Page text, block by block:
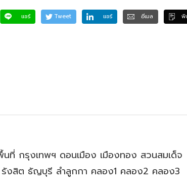
แชร์ Tweet แชร์ อีเมล พิ
ที่ กรุงเทพฯ ดอนเมือง เมืองทอง สวนสมเด็จ
งสิต ธัญบุรี ลำลูกกา คลอง1 คลอง2 คลอง3